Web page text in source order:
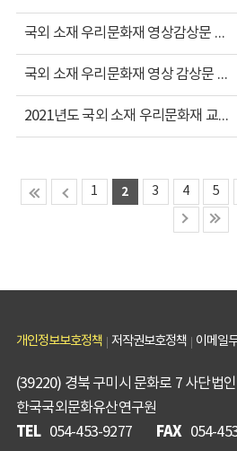
국외 소재 우리문화재 영상감상문 공모전 기간 연장 안내
국외 소재 우리문화재 영상 감상문 공모전
2021년도 국외 소재 우리문화재 교육연수프로그램
1 2 3 4 5
개인정보보호정책 저작권보호정책 이메일
(39220) 경북 구미시 문화로 7 사단법인
한국국외문화유산연구원
TEL 054-453-9277 FAX 054-